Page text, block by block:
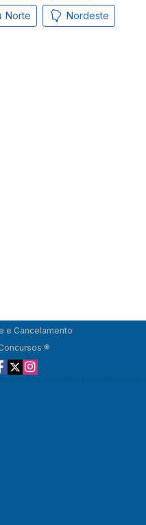
Norte Nordeste
e Cancelamento
®